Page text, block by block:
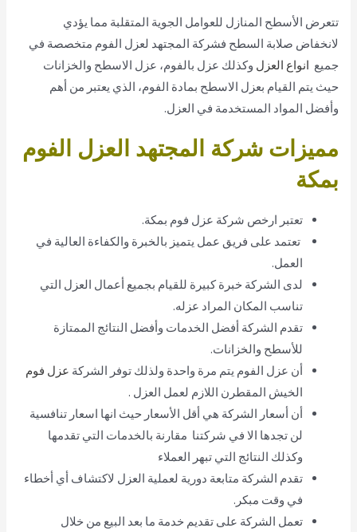
تتعرض الأسطح المنازل للعوامل الجوية المتقلبة مما يؤدي
لانخفاض صلابة السطح فشركة المجتهد لعزل الفوم متخصصة في
جميع انواع العزل وكذلك عزل بالفوم، عزل الاسطح والخزانات
حيث يتم القيام بعزل الاسطح بمادة الفوم، الذي يعتبر من أهم
وأفضل المواد المستخدمة في العزل.
مميزات شركة المجتهد العزل الفوم
بمكة
تعتبر ارخص شركة عزل فوم بمكة.
تعتمد على فريق عمل يتميز بالخبرة والكفاءة العالية في
العمل.
لدى الشركة خبرة كبيرة للقيام بجميع أعمال العزل التي
تناسب المكان المراد عزله.
تقدم الشركة أفضل الخدمات وأفضل النتائج الممتازة
للأسطح والخزانات.
أن عزل الفوم يتم مرة واحدة ولذلك توفر الشركة عزل فوم
الخيش المقطرن اللازم لعمل العزل .
أن أسعار الشركة هي أقل الأسعار حيث انها اسعار تنافسية
لن تجدها الا في شركتنا مقارنة بالخدمات التي تقدمها
وكذلك النتائج التي تبهر العملاء
تقدم الشركة متابعة دورية لعملية العزل لاكتشاف أي أخطاء
في وقت مبكر.
تعمل الشركة على تقديم خدمة ما بعد البيع من خلال